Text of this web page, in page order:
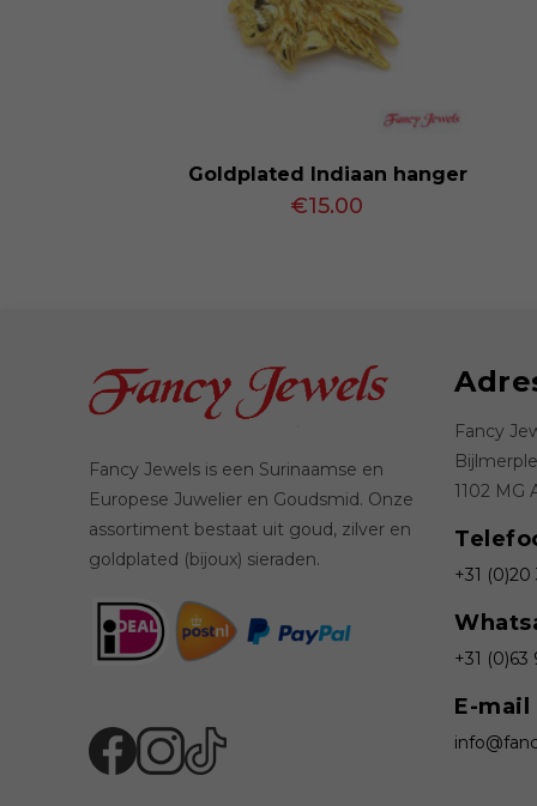
Goldplated Indiaan hanger
€15.00
Fancy Jewels is een Surinaamse en
Europese Juwelier en Goudsmid. Onze
assortiment bestaat uit goud, zilver en
goldplated (bijoux) sieraden.
Fancy
1102 MG
+31 (0)20
+31
E-mail